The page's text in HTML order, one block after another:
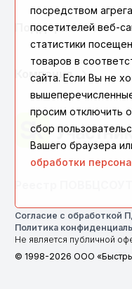
Поддержка
Компания
Согласие с обработкой
Политика
Не является публичной
© 1998-2026 ООО
посредством
посетителей веб-
статистики
товаров в
сайта. Если Вы не
просим отключить
сбор
Вашего браузера
обработки